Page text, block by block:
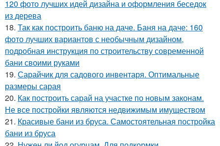
120 фото лучших идей дизайна и оформления беседок
из дерева
18. Так как построить баню на даче. Баня на даче: 160
фото лучших вариантов с необычным дизайном,
подробная инструкция по строительству современной
бани своими руками
19. Сарайчик для садового инвентаря. Оптимальные
размеры сарая
20. Как построить сарай на участке по новым законам.
Не все постройки являются недвижимым имуществом
21. Красивые бани из бруса. Самостоятельная постройка
бани из бруса